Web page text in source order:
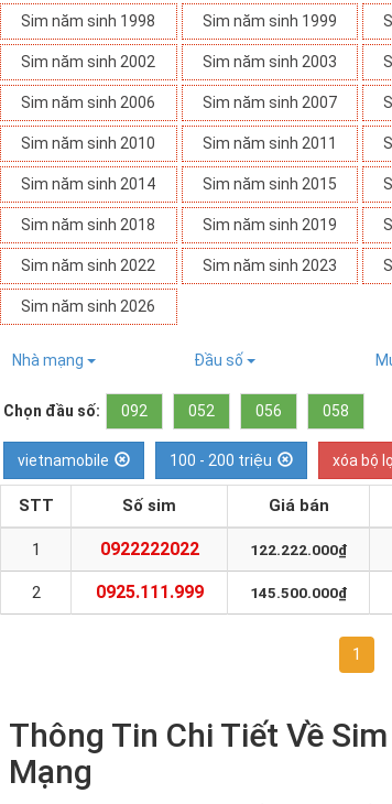
Sim năm sinh 1998 Sim năm sinh 1999
Sim năm sinh 2002 Sim năm sinh 2003
Sim năm sinh 2006 Sim năm sinh 2007
Sim năm sinh 2010 Sim năm sinh 2011
Sim năm sinh 2014 Sim năm sinh 2015
Sim năm sinh 2018 Sim năm sinh 2019
Sim năm sinh 2022 Sim năm sinh 2023
Sim năm sinh 2026
Nhà mạng Đầu số
Chọn đầu số: 092 052 056 058
vietnamobile 100 - 200 triệu xóa bộ
STT Số sim Giá bán
1 0922222022 122.222.000₫
2 0925.111.999 145.500.000₫
1
Thông Tin Chi Tiết Về
Mạng